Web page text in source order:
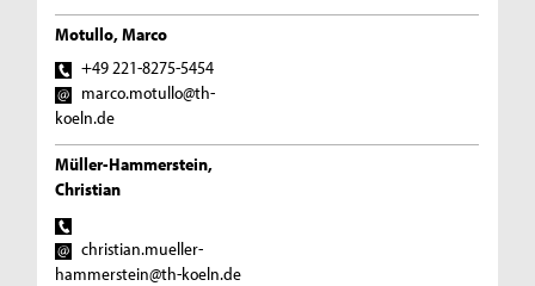
Motullo, Marco
+49 221-8275-5454
marco.motullo@th-
koeln.de
Müller-Hammerstein,
Christian
christian.mueller-
hammerstein@th-koeln.de